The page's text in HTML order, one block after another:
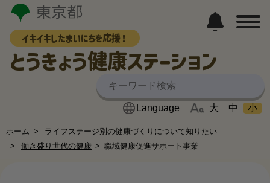
イキイキしたまいにちを応援！
とうきょう健康ステーション
大 中 小
ホーム
ライフステージ別の健康づくりについて知りたい
働き盛り世代の健康
職域健康促進サポート事業